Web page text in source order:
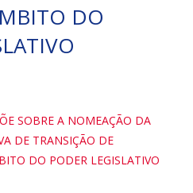
DO
SOBRE A NOMEAÇÃO DA
DE TRANSIÇÃO DE
DO PODER LEGISLATIVO